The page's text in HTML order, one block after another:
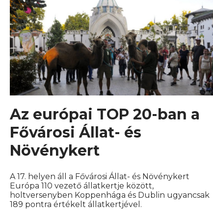
Az európai TOP 20-ban a
Fővárosi Állat- és
Növénykert
A 17. helyen áll a Fővárosi Állat- és Növénykert
Európa 110 vezető állatkertje között,
holtversenyben Koppenhága és Dublin ugyancsak
189 pontra értékelt állatkertjével.